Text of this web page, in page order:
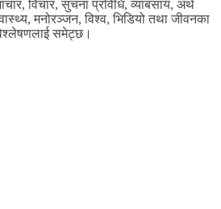
विचार, सुचना प्रविधि, व्याबसाय, अर्थ
मनोरञ्जन, विश्व, भिडियो तथा जीवनका
समेट्छ।